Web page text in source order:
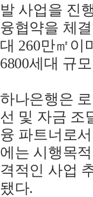
발 사업을 진
융협약을 체
대 260만㎡이
6800세대 규
하나은행은
선 및 자금 조
융 파트너로
에는 시행목
격적인 사업
됐다.